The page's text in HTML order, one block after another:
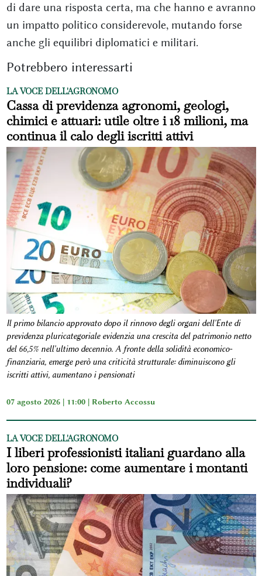
di dare una risposta certa, ma che hanno e avranno
un impatto politico considerevole, mutando forse
anche gli equilibri diplomatici e militari.
Potrebbero interessarti
LA VOCE DELL'AGRONOMO
Cassa di previdenza agronomi, geologi,
chimici e attuari: utile oltre i 18 milioni, ma
continua il calo degli iscritti attivi
Il primo bilancio approvato dopo il rinnovo degli organi dell'Ente di
previdenza pluricategoriale evidenzia una crescita del patrimonio netto
del 66,5% nell'ultimo decennio. A fronte della solidità economico-
finanziaria, emerge però una criticità strutturale: diminuiscono gli
iscritti attivi, aumentano i pensionati
07 agosto 2026 | 11:00 | Roberto Accossu
LA VOCE DELL'AGRONOMO
I liberi professionisti italiani guardano alla
loro pensione: come aumentare i montanti
individuali?